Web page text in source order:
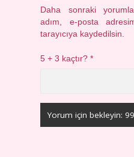
Daha sonraki
adım, e-posta
tarayıcıya kaydedilsin.
5 + 3 kaçtır?*